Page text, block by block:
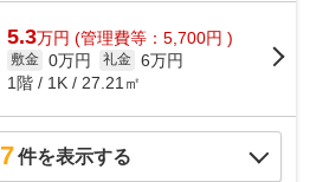
5.3万円 (管理費等：5,700円 )
敷金 0万円 礼金 6万円
1階 / 1K / 27.21㎡
7件を表示する